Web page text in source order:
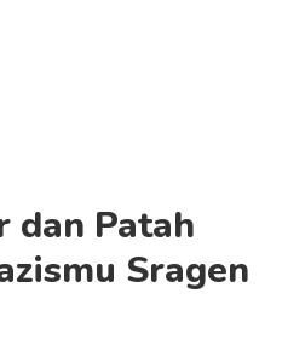
dan Patah
Sragen